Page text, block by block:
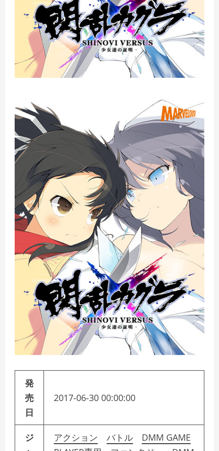
発
売
日
2017-06-30 00:00:00
ジ
アクション バトル
DMM GAME